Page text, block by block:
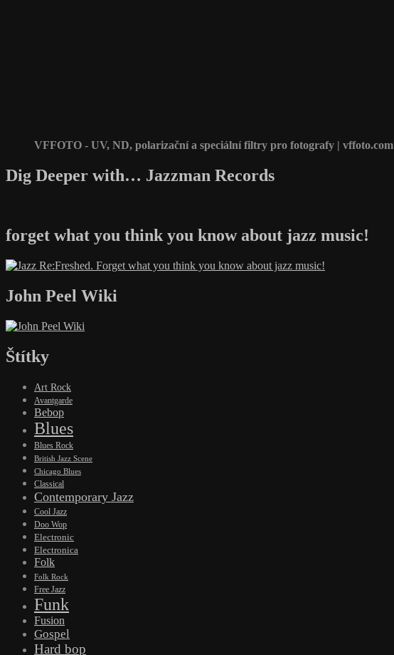
VFFOTO - UV, ND, polarizační a speciální filtry pro fotografy | vffoto.com
Dig Deeper with… Jazzman Records
forget what you think you know about jazz music!
John Peel Wiki
Štítky
Art Rock
Avantgarde
Bebop
Blues
Blues Rock
British Jazz Scene
Chicago Blues
Classical
Contemporary Jazz
Cool Jazz
Doo Wop
Electronic
Electronica
Folk
Folk Rock
Free Jazz
Funk
Fusion
Gospel
Hard bop